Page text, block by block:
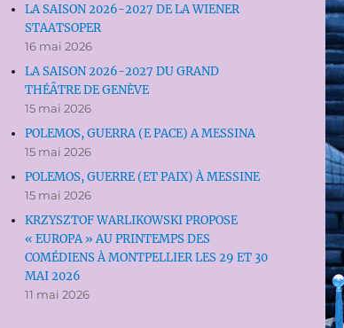
LA SAISON 2026-2027 DE LA WIENER
STAATSOPER
16 mai 2026
LA SAISON 2026-2027 DU GRAND
THÉÂTRE DE GENÈVE
15 mai 2026
POLEMOS, GUERRA (E PACE) A MESSINA
15 mai 2026
POLEMOS, GUERRE (ET PAIX) À MESSINE
15 mai 2026
KRZYSZTOF WARLIKOWSKI PROPOSE
« EUROPA » AU PRINTEMPS DES
COMÉDIENS À MONTPELLIER LES 29 ET 30
MAI 2026
11 mai 2026